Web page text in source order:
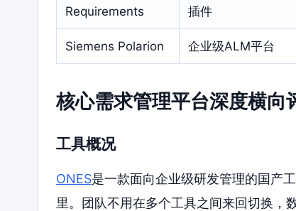
Requirements
插件
Siemens Polarion 企业级ALM平台
核心需求管理平台深度横向
工具概况
ONES是一款面向企业级研发管理的国产
里。团队不用在多个工具之间来回切换，